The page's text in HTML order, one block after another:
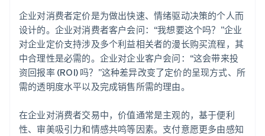
企业对消费者定价是为做出快速、情绪驱动决策的个人而
设计的。企业对消费者客户会问：“我想要这个吗？”企业
对企业定价支持涉及多个利益相关者的漫长购买流程，其
中合理性是必需的。企业对企业客户会问：“这会带来投
资回报率 (ROI) 吗？”这种差异改变了定价的呈现方式、所
需的透明度水平以及完成销售所需的理由。
在企业对消费者交易中，价值通常是主观的，基于便利
性、审美吸引力和情感共鸣等因素。支付意愿更多由感知